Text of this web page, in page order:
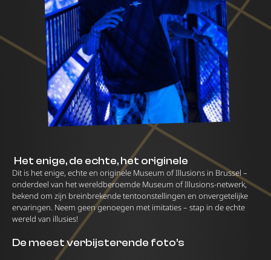
Het enige, de echte, het originele
Dit is het enige, echte en originele Museum of Illusions in Brussel –
onderdeel van het wereldberoemde Museum of Illusions-netwerk,
bekend om zijn breinbrekende tentoonstellingen en onvergetelijke
ervaringen. Neem geen genoegen met imitaties – stap in de echte
wereld van illusies!
De meest verbijsterende foto’s